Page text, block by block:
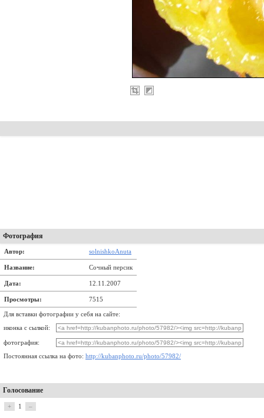
Фотография
Автор: solnishkoAnuta
Название: Сочный персик
Дата: 12.11.2007
Просмотры: 7515
Для вставки фотографии у себя на сайте:
иконка с сылкой:
фотография:
Постоянная ссылка на фото: http://kubanphoto.ru/photo/57982/
Голосование
+ 1 –